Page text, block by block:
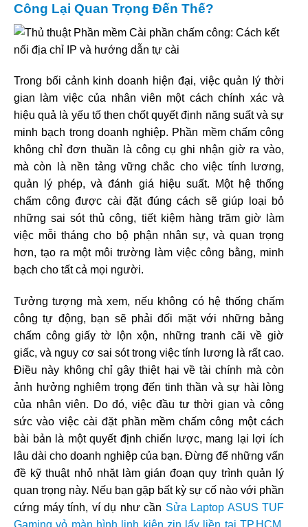
Công Lại Quan Trọng Đến Thế?
Trong bối cảnh kinh doanh hiện đại, việc quản lý thời
gian làm việc của nhân viên một cách chính xác và
hiệu quả là yếu tố then chốt quyết định năng suất và sự
minh bạch trong doanh nghiệp. Phần mềm chấm công
không chỉ đơn thuần là công cụ ghi nhận giờ ra vào,
mà còn là nền tảng vững chắc cho việc tính lương,
quản lý phép, và đánh giá hiệu suất. Một hệ thống
chấm công được cài đặt đúng cách sẽ giúp loại bỏ
những sai sót thủ công, tiết kiệm hàng trăm giờ làm
việc mỗi tháng cho bộ phận nhân sự, và quan trọng
hơn, tạo ra một môi trường làm việc công bằng, minh
bạch cho tất cả mọi người.
Tưởng tượng mà xem, nếu không có hệ thống chấm
công tự động, bạn sẽ phải đối mặt với những bảng
chấm công giấy tờ lộn xộn, những tranh cãi về giờ
giấc, và nguy cơ sai sót trong việc tính lương là rất cao.
Điều này không chỉ gây thiệt hại về tài chính mà còn
ảnh hưởng nghiêm trọng đến tinh thần và sự hài lòng
của nhân viên. Do đó, việc đầu tư thời gian và công
sức vào việc cài đặt phần mềm chấm công một cách
bài bản là một quyết định chiến lược, mang lại lợi ích
lâu dài cho doanh nghiệp của bạn. Đừng để những vấn
đề kỹ thuật nhỏ nhặt làm gián đoạn quy trình quản lý
quan trọng này. Nếu bạn gặp bất kỳ sự cố nào với phần
cứng máy tính, ví dụ như cần Sửa Laptop ASUS TUF